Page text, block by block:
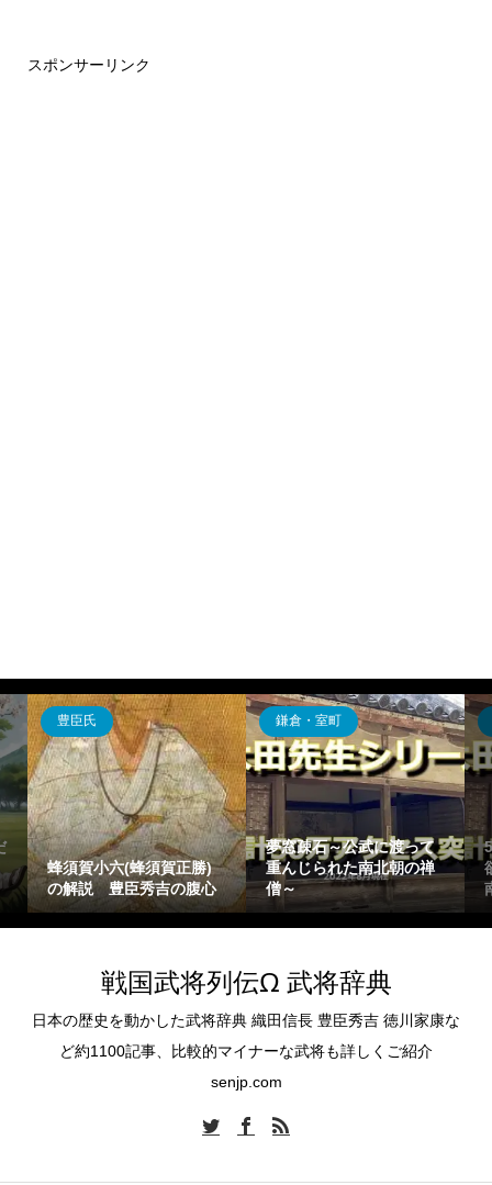
スポンサーリンク
豊臣氏
蜂須賀小六(蜂須賀正勝)
の解説 豊臣秀吉の腹心
鎌倉・室町
夢窓疎石～公武に渡って
重んじられた南北朝の禅
僧～
戦国武将列伝Ω 武将辞典
日本の歴史を動かした武将辞典 織田信長 豊臣秀吉 徳川家康な
ど約1100記事、比較的マイナーな武将も詳しくご紹介
senjp.com